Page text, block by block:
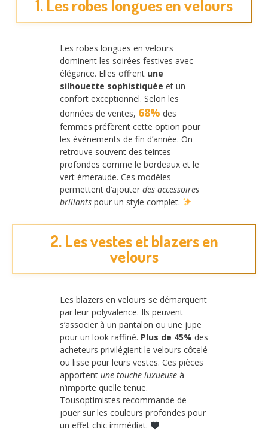
1. Les robes longues en velours
Les robes longues en velours
dominent les soirées festives avec
élégance. Elles offrent une
silhouette sophistiquée et un
confort exceptionnel. Selon les
données de ventes, 68% des
femmes préfèrent cette option pour
les événements de fin d’année. On
retrouve souvent des teintes
profondes comme le bordeaux et le
vert émeraude. Ces modèles
permettent d’ajouter des accessoires
brillants pour un style complet.
2. Les vestes et blazers en
velours
Les blazers en velours se démarquent
par leur polyvalence. Ils peuvent
s’associer à un pantalon ou une jupe
pour un look raffiné. Plus de 45% des
acheteurs privilégient le velours côtelé
ou lisse pour leurs vestes. Ces pièces
apportent une touche luxueuse à
n’importe quelle tenue.
Tousoptimistes recommande de
jouer sur les couleurs profondes pour
un effet chic immédiat.